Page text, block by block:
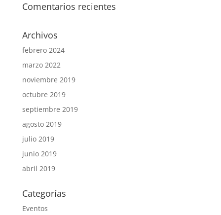
Comentarios recientes
Archivos
febrero 2024
marzo 2022
noviembre 2019
octubre 2019
septiembre 2019
agosto 2019
julio 2019
junio 2019
abril 2019
Categorías
Eventos